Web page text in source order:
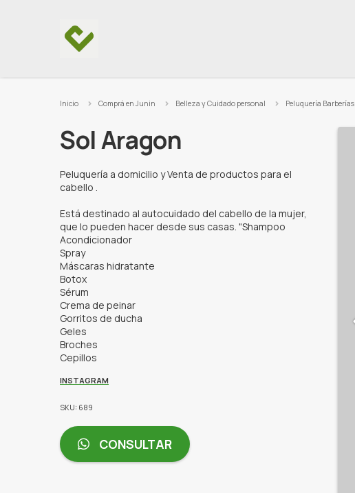
Inicio Comprá en Junin Belleza y Cuidado personal Peluquería Barberías
Sol Aragon
Peluquería a domicilio y Venta de productos para el
cabello .
Está destinado al autocuidado del cabello de la mujer,
que lo pueden hacer desde sus casas. "Shampoo
Acondicionador
Spray
Máscaras hidratante
Botox
Sérum
Crema de peinar
Gorritos de ducha
Geles
Broches
Cepillos
INSTAGRAM
SKU: 689
CONSULTAR